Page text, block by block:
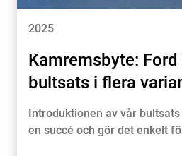
2025
Kamremsbyte:
bultsats i flera
Introduktionen av vår
en succé och gör det enkelt